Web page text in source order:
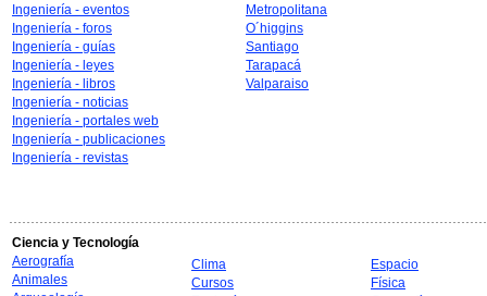
Ingeniería - eventos
Ingeniería - foros
Ingeniería - guías
Ingeniería - leyes
Ingeniería - libros
Ingeniería - noticias
Ingeniería - portales web
Ingeniería - publicaciones
Ingeniería - revistas
Metropolitana
O´higgins
Santiago
Tarapacá
Valparaiso
Ciencia y Tecnología
Aerografía
Animales
Clima
Cursos
Espacio
Física